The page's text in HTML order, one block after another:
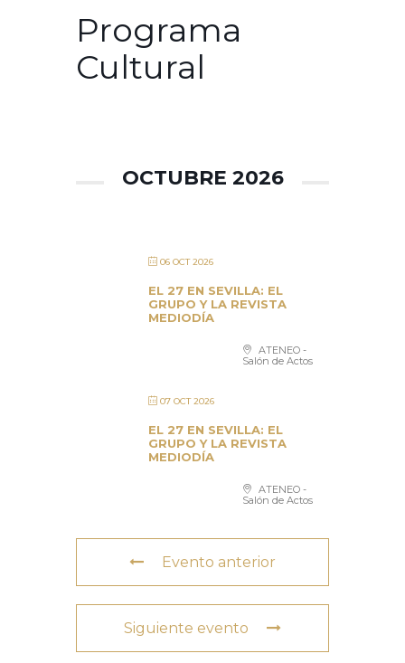
Programa
Cultural
OCTUBRE 2026
06 OCT 2026
EL 27 EN SEVILLA: EL
GRUPO Y LA REVISTA
MEDIODÍA
ATENEO -
Salón de Actos
07 OCT 2026
EL 27 EN SEVILLA: EL
GRUPO Y LA REVISTA
MEDIODÍA
ATENEO -
Salón de Actos
Evento anterior
Siguiente evento